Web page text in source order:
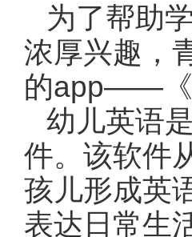
为了帮助
浓厚兴趣，
的app——《
幼儿英语
件。该软件
孩儿形成英
表达日常生